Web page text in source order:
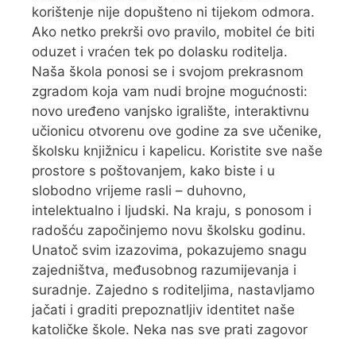
korištenje nije dopušteno ni tijekom odmora.
Ako netko prekrši ovo pravilo, mobitel će biti
oduzet i vraćen tek po dolasku roditelja.
Naša škola ponosi se i svojom prekrasnom
zgradom koja vam nudi brojne mogućnosti:
novo uređeno vanjsko igralište, interaktivnu
učionicu otvorenu ove godine za sve učenike,
školsku knjižnicu i kapelicu. Koristite sve naše
prostore s poštovanjem, kako biste i u
slobodno vrijeme rasli – duhovno,
intelektualno i ljudski. Na kraju, s ponosom i
radošću započinjemo novu školsku godinu.
Unatoč svim izazovima, pokazujemo snagu
zajedništva, međusobnog razumijevanja i
suradnje. Zajedno s roditeljima, nastavljamo
jačati i graditi prepoznatljiv identitet naše
katoličke škole. Neka nas sve prati zagovor